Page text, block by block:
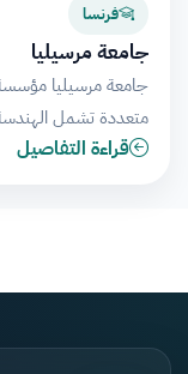
فرنسا
جامعة مرسيليا
جامعة مرسيليا
متعددة تشمل
قراءة التفاصيل